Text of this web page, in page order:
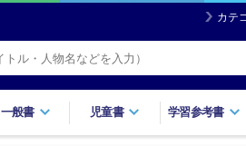
カテ
一般書 児童書 学習参考書